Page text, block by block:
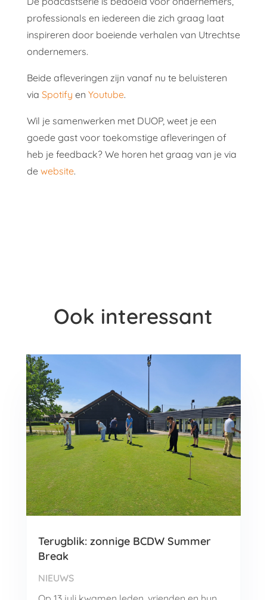
professionals en iedereen die zich graag laat
inspireren door boeiende verhalen van Utrechtse
ondernemers.
Beide afleveringen zijn vanaf nu te beluisteren
via Spotify en Youtube.
Wil je samenwerken met DUOP, weet je een
goede gast voor toekomstige afleveringen of
heb je feedback? We horen het graag van je via
de website.
Ook interessant
Terugblik: zonnige BCDW Summer
Break
NIEUWS